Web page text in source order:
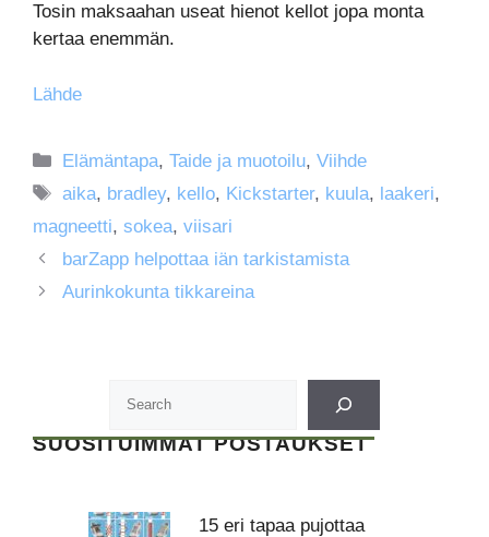
Tosin maksaahan useat hienot kellot jopa monta
kertaa enemmän.
Lähde
Kategoriat
Elämäntapa,Taide ja muotoilu,Viihde
Avainsanat
aika, bradley, kello, Kickstarter, kuula, laakeri,
magneetti, sokea, viisari
barZapp helpottaa iän tarkistamista
Aurinkokunta tikkareina
SUOSITUIMMAT POSTAUKSET
15 eri tapaa pujottaa